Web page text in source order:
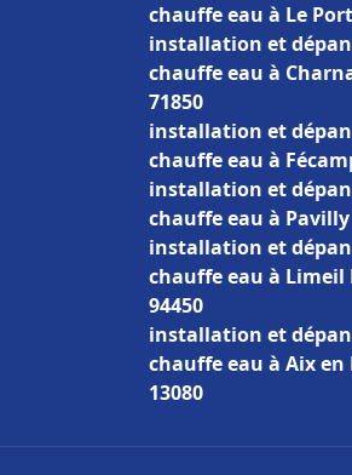
chauffe eau à Le
installation et
chauffe eau à
71850
installation et
chauffe eau à
installation et
chauffe eau à Pavilly
installation et
chauffe eau à Limeil
94450
installation et
chauffe eau à Aix en
13080